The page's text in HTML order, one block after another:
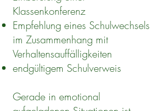
Klassenkonferenz
Empfehlung eines Schulwechsels
im Zusammenhang mit
Verhaltensauffälligkeiten
endgültigem Schulverweis
Gerade in emotional